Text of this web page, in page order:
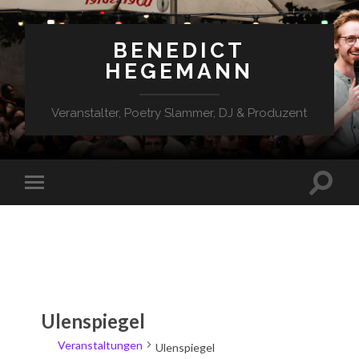
BENEDICT
HEGEMANN
Veranstalter, Poetry Slammer, DJ & Produzent
Ulenspiegel
Veranstaltungen Ulenspiegel